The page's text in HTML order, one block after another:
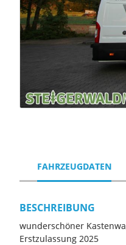
FAHRZEUGDATEN
BESCHREIBUNG
wunderschöner
Erstzulassung 2025